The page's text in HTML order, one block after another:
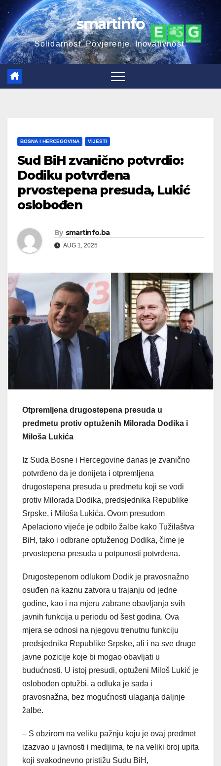
Skip
to
content
smartinfo
Solidarnost. Povjerenje. Inovativnost.
BOSNA I HERCEGOVINA VIJESTI
Sud BiH zvanično potvrdio:
Dodiku potvrđena
prvostepena presuda, Lukić
oslobođen
By smartinfo.ba
AUG 1, 2025
Otpremljena drugostepena presuda u
predmetu protiv optuženih Milorada Dodika i
Miloša Lukića
Iz Suda Bosne i Hercegovine danas je zvanično
potvrđeno da je donijeta i otpremljena
drugostepena presuda u predmetu koji se vodi
protiv Milorada Dodika, predsjednika Republike
Srpske, i Miloša Lukića. Ovom presudom
Apelaciono vijeće je odbilo žalbe kako Tužilaštva
BiH, tako i odbrane optuženog Dodika, čime je
prvostepena presuda u potpunosti potvrđena.
Drugostepenom odlukom Dodik je pravosnažno
osuđen na kaznu zatvora u trajanju od jedne
godine, kao i na mjeru zabrane obavljanja svih
javnih funkcija u periodu od šest godina. Ova
mjera se odnosi na njegovu trenutnu funkciju
predsjednika Republike Srpske, ali i na sve druge
javne pozicije koje bi mogao obavljati u
budućnosti. U istoj presudi, optuženi Miloš Lukić je
oslobođen optužbi, a odluka je sada i
pravosnažna, bez mogućnosti ulaganja daljnje
žalbe.
– S obzirom na veliku pažnju koju je ovaj predmet
izazvao u javnosti i medijima, te na veliki broj upita
koji svakodnevno pristižu Sudu BiH,